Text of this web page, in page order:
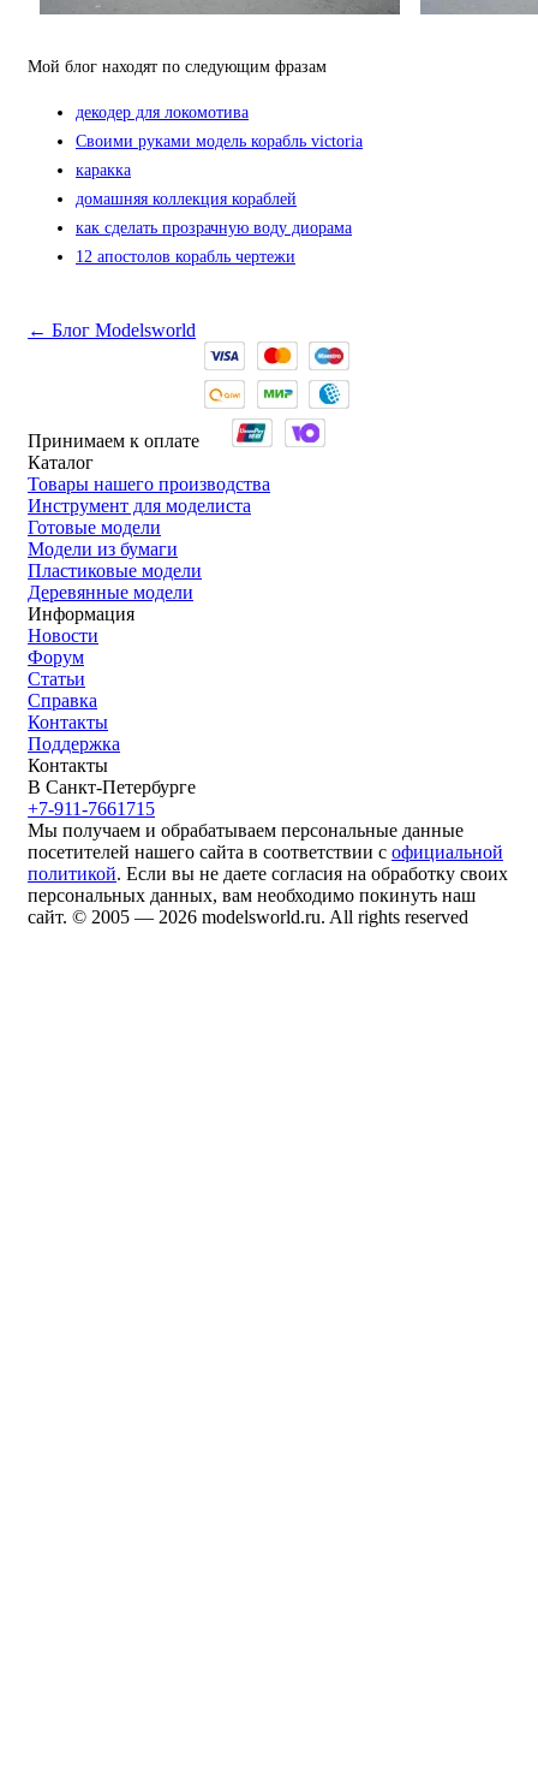
Мой блог находят по следующим фразам
декодер для локомотива
Своими руками модель корабль victoria
каракка
домашняя коллекция кораблей
как сделать прозрачную воду диорама
12 апостолов корабль чертежи
← Блог Modelsworld
Принимаем к оплате
Каталог
Товары нашего производства
Инструмент для моделиста
Готовые модели
Модели из бумаги
Пластиковые модели
Деревянные модели
Информация
Новости
Форум
Статьи
Справка
Контакты
Поддержка
Контакты
В Санкт-Петербурге
+7-911-7661715
Мы получаем и обрабатываем персональные данные
посетителей нашего сайта в соответствии с официальной
политикой. Если вы не даете согласия на обработку своих
персональных данных, вам необходимо покинуть наш
сайт. © 2005 — 2026 modelsworld.ru. All rights reserved